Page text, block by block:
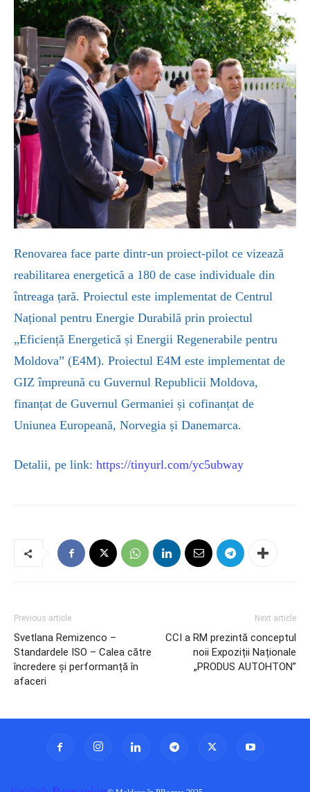
Renovarea face parte dintr-un proiect-pilot ce vizează
reabilitarea energetică a 180 de case individuale din
întreaga țară. Proiectul este implementat de Centrul
Național pentru Energie Durabilă prin proiectul
„Eficiență Energetică și Energii Regenerabile pentru
Moldova” (E4M). Proiectul E4M este implementat de
GIZ împreună cu Guvernul Republicii Moldova,
finanțat de Guvernul Germaniei și cofinanțat de
Uniunea Europeană, Norvegia și Danemarca.
Detalii, pe link: https://tinyurl.com/yc5ubway
Previous article
Svetlana Remizenco –
Standardele ISO – Calea către
încredere și performanță în
afaceri
Next article
CCI a RM prezintă conceptul
noii Expoziții Naționale
„PRODUS AUTOHTON”